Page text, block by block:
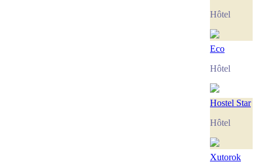
Hôtel
Eco
Hôtel
Hostel Star
Hôtel
Xutorok